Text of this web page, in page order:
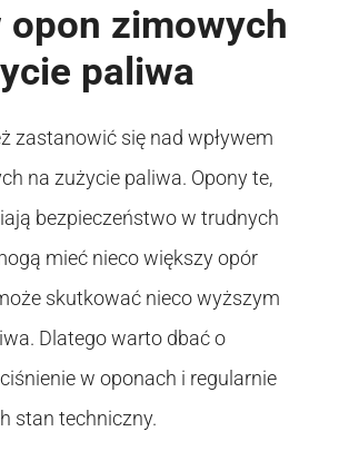
opon zimowych
paliwa
zastanowić się nad wpływem
na zużycie paliwa. Opony te,
bezpieczeństwo w trudnych
mieć nieco większy opór
skutkować nieco wyższym
Dlatego warto dbać o
w oponach i regularnie
stan techniczny.